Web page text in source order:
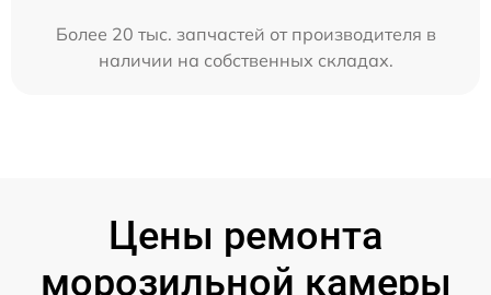
Более 20 тыс. запчастей от производителя в
наличии на собственных складах.
Цены ремонта
морозильной камеры